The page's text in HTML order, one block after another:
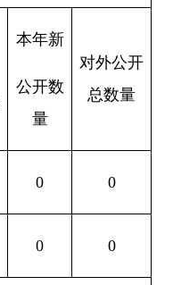
本年新
公开数
量
对外公开
总数量
0 0
0 0